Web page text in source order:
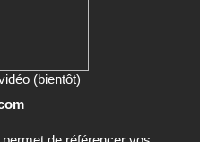
(bientôt)